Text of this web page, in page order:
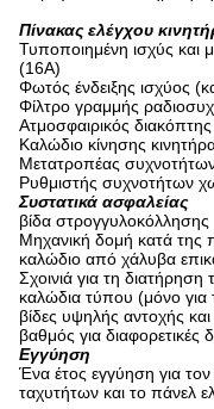
Πίνακας ελέγχου
Τυποποιημένη ισχύς και
(16A)
Φωτός ένδειξης ισχύος
Φίλτρο γραμμής
Ατμοσφαιρικός διακόπτης
Καλώδιο κίνησης
Μετατροπέας
Ρυθμιστής συχνοτήτων
Συστατικά ασφαλείας
βίδα στρογγυλοκόλλησης
Μηχανική δομή κατά της
καλώδιο από χάλυβα
Σχοινιά για τη
καλώδια τύπου (μόνο για
βίδες υψηλής αντοχής
βαθμός για διαφορετικές
Εγγύηση
Ένα έτος εγγύηση για τον
ταχυτήτων και το πάνελ